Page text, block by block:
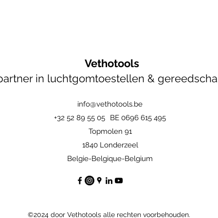
Vethotools
in luchtgomtoestellen &
info@vethotools.be
+32 52 89 55 05
BE 0696 615 495
Topmolen 91
1840 Londerzeel
Belgie-Belgique-Belgium
©2024 door Vethotools alle rechten voorbehouden.